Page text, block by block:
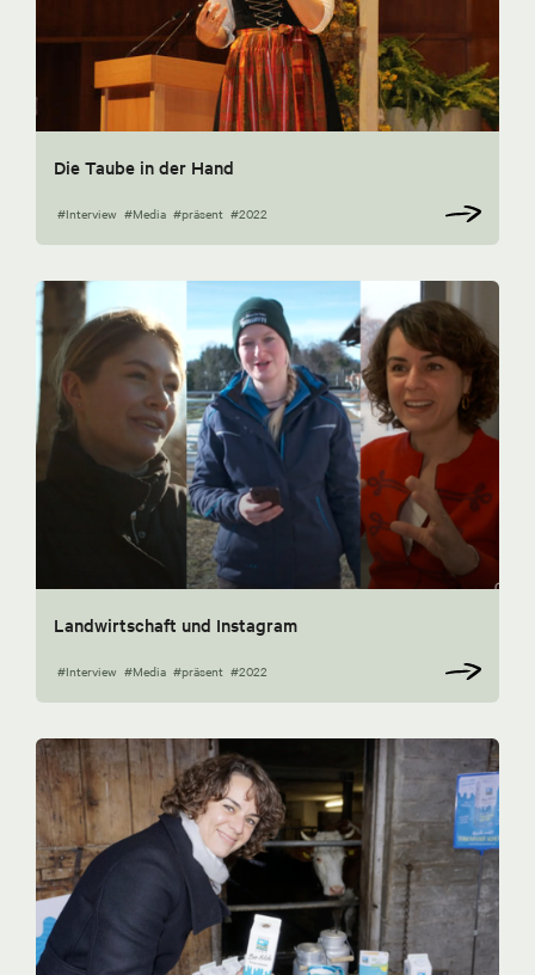
Die Taube in der Hand
#Interview #Media #präsent #2022
Landwirtschaft und Instagram
#Interview #Media #präsent #2022